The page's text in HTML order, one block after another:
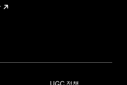
UGC 정책